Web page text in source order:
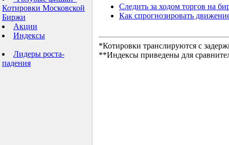
Котировки Московской
Биржи
Акции
Индексы
Лидеры роста-
падения
Следить за ходом торгов на
Как спрогнозировать
*Котировки транслируются с
**Индексы приведены для